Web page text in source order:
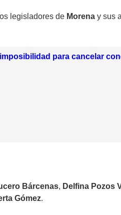
legisladores de Morena y sus
para cancelar
Bárcenas, Delfina Pozos
Gómez.